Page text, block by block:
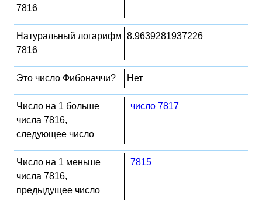
7816
Натуральный логарифм
7816
8.9639281937226
Это число Фибоначчи? Нет
Число на 1 больше
числа 7816,
следующее число
число 7817
Число на 1 меньше
числа 7816,
предыдущее число
7815